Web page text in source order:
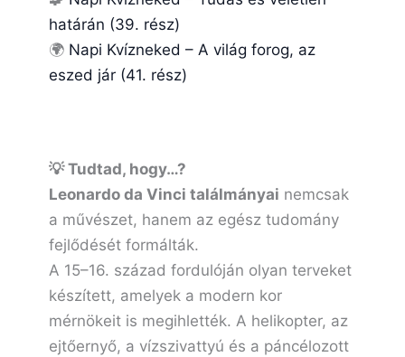
határán (39. rész)
🌍 Napi Kvízneked – A világ forog, az
eszed jár (41. rész)
💡 Tudtad, hogy…?
Leonardo da Vinci találmányai nemcsak
a művészet, hanem az egész tudomány
fejlődését formálták.
A 15–16. század fordulóján olyan terveket
készített, amelyek a modern kor
mérnökeit is megihlették. A helikopter, az
ejtőernyő, a vízszivattyú és a páncélozott